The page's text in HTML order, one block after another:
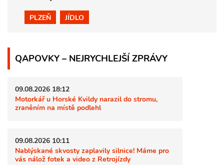
PLZEŇ JÍDLO
QAPOVKY – NEJRYCHLEJŠÍ ZPRÁVY
09.08.2026 18:12
Motorkář u Horské Kvildy narazil do stromu,
zraněním na místě podlehl
09.08.2026 10:11
Nablýskané skvosty zaplavily silnice! Máme pro
vás nálož fotek a video z Retrojízdy